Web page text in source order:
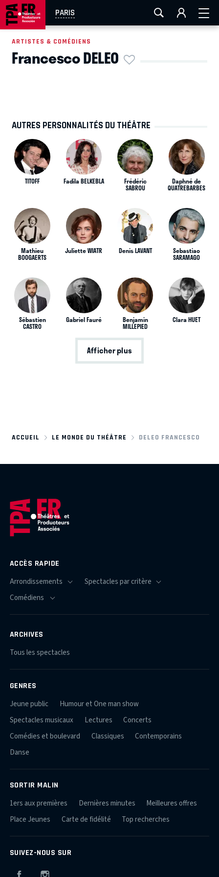
PARIS
AIX-MARSEILLE LA ROCHELLE
EN TOURNÉE
ARTISTES & COMÉDIENS
Francesco DELEO
AUTRES PERSONNALITÉS DU THÉÂTRE
TITOFF Fadila BELKEBLA Frédéric
SABROU
Daphné de
QUATREBARBES
Mathieu
BOOGAERTS
Juliette WIATR Denis LAVANT Sebastiao
SARAMAGO
Sébastien
CASTRO
Gabriel Fauré Benjamin
MILLEPIED
Clara HUET
Afficher plus
ACCUEIL LE MONDE DU THÉÂTRE DELEO FRANCESCO
ACCÈS RAPIDE
ARCHIVES
Tous les spectacles
GENRES
Jeune public
Humour et One man show
Spectacles musicaux
Lectures
Concerts
Comédies et boulevard
Classiques
Contemporains
Danse
SORTIR MALIN
1ers aux premières Dernières minutes
Meilleures offres
Place Jeunes
Carte de fidélité Top recherches
SUIVEZ-NOUS SUR
Facebook